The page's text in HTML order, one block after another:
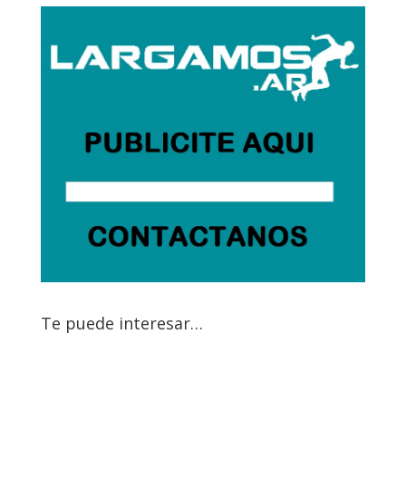
Te puede interesar…